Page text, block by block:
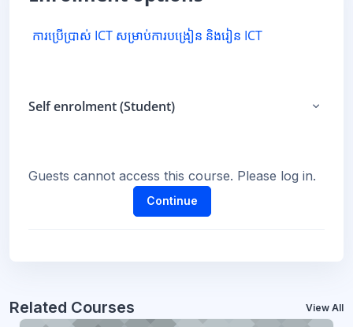
ការប្រើប្រាស់ ICT សម្រាប់ការបង្រៀន និងរៀន ICT
Self enrolment (Student) Self
Guests cannot access this course. Please log in.
Continue
Related Courses View All